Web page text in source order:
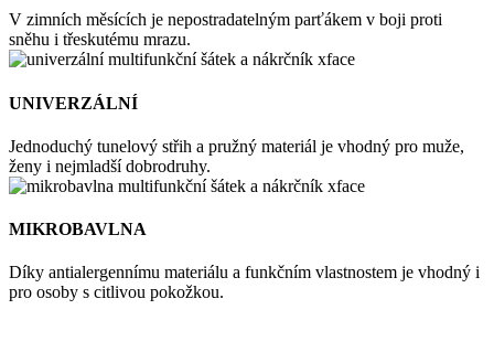
V zimních měsících je nepostradatelným parťákem v boji proti
sněhu i třeskutému mrazu.
UNIVERZÁLNÍ
Jednoduchý tunelový střih a pružný materiál je vhodný pro muže,
ženy i nejmladší dobrodruhy.
MIKROBAVLNA
Díky antialergennímu materiálu a funkčním vlastnostem je vhodný i
pro osoby s citlivou pokožkou.